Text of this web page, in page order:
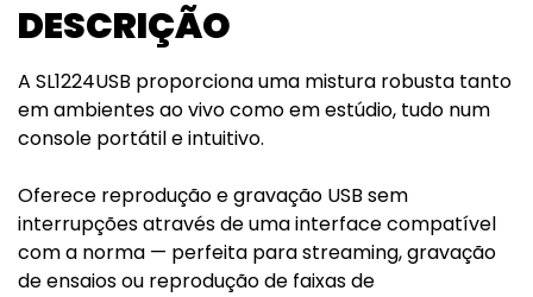
DESCRIÇÃO
A SL1224USB proporciona uma mistura robusta tanto
em ambientes ao vivo como em estúdio, tudo num
console portátil e intuitivo.
Oferece reprodução e gravação USB sem
interrupções através de uma interface compatível
com a norma — perfeita para streaming, gravação
de ensaios ou reprodução de faixas de